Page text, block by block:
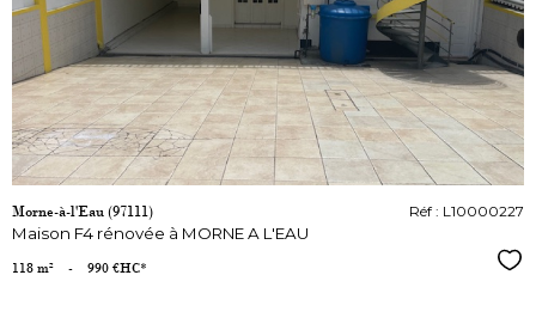
BIEN
Morne-à-l'Eau (97111)
Maison F4 rénovée à MORNE A L'EAU
Réf : L10000227
118 m² - 990 €HC*